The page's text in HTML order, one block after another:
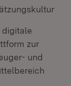
Fenster)
digitale
zur
und